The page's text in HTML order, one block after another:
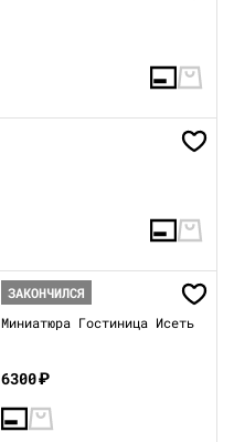
ЗАКОНЧИЛСЯ
Миниатюра Гостиница Исеть
6300₽